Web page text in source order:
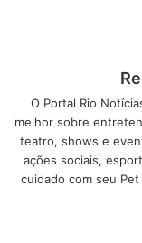
Aceita reservas.
Não entrega à
estacionamento.
Taxa de rolha: R$40
Não tem acesso
O Portal Rio
melhor sobre
teatro, shows e
ações sociais,
cuidado com seu